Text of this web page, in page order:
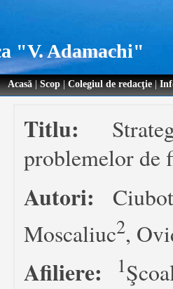
"V. Adamachi"
Acasă|Scop|Colegiul de redacţie|
Titlu:
problemelor de
Autori:
Moscaliuc2,
Afiliere: 1